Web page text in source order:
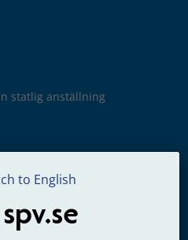
to English
statlig anställning